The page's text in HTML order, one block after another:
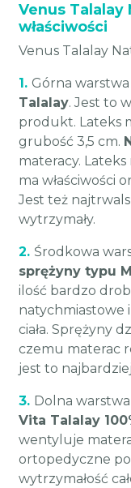
Venus Talalay
właściwości
Venus Talalay
1. Górna
Talalay. Jest to
produkt. Lateks
grubość 3,5 cm.
materacy.
ma właściwości
Jest też
wytrzymały.
2. Środkowa
sprężyny typu
ilość bardzo
natychmiastowe
ciała. Sprężyny
czemu materac
jest to
3. Dolna
Vita Talalay
wentyluje
ortopedyczne
wytrzymałość